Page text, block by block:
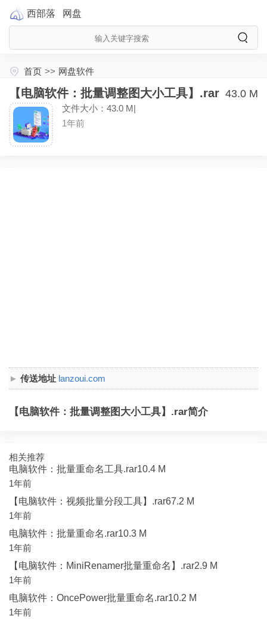
西部落 网盘
首页 >> 网盘软件
【电脑软件：批量调整图大小工具】.rar 43.0 M
文件大小：43.0 M|
1年前
传送地址 lanzoui.com
【电脑软件：批量调整图大小工具】.rar简介
相关推荐
电脑软件：批量重命名工具.rar10.4 M
1年前
【电脑软件：视频批量分段工具】.rar67.2 M
1年前
电脑软件：批量重命名.rar10.3 M
1年前
【电脑软件：MiniRenamer批量重命名】.rar2.9 M
1年前
电脑软件：OncePower批量重命名.rar10.2 M
1年前